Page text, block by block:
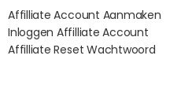
Affilliate Account Aanmaken
Inloggen Affilliate Account
Affilliate Reset Wachtwoord